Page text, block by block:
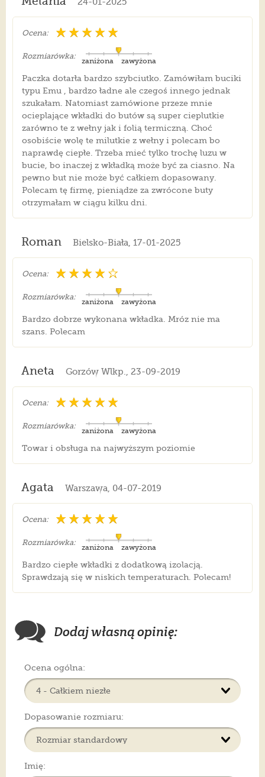
Ocena:
Rozmiarówka:
zawyżona
zaniżona
Paczka dotarła bardzo szybciutko. Zamówiłam buciki
typu Emu , bardzo ładne ale czegoś innego jednak
szukałam. Natomiast zamówione przeze mnie
ocieplające wkładki do butów są super cieplutkie
zarówno te z wełny jak i folią termiczną. Choć
osobiście wolę te milutkie z wełny i polecam bo
naprawdę ciepłe. Trzeba mieć tylko trochę luzu w
bucie, bo inaczej z wkładką może być za ciasno. Na
pewno but nie może być całkiem dopasowany.
Polecam tę firmę, pieniądze za zwrócone buty
otrzymałam w ciągu kilku dni.
Roman Bielsko-Biała, 17-01-2025
Ocena:
Rozmiarówka:
zawyżona
zaniżona
Bardzo dobrze wykonana wkładka. Mróz nie ma
szans. Polecam
Aneta Gorzów Wlkp., 23-09-2019
Ocena:
Rozmiarówka:
zawyżona
zaniżona
Towar i obsługa na najwyższym poziomie
Agata Warszawa, 04-07-2019
Ocena:
Rozmiarówka:
zawyżona
zaniżona
Bardzo ciepłe wkładki z dodatkową izolacją.
Sprawdzają się w niskich temperaturach. Polecam!
Dodaj własną opinię:
Ocena ogólna:
Dopasowanie rozmiaru:
Imię: